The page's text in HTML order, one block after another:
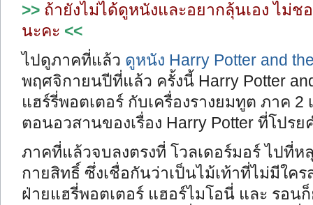
>> ถ้ายังไม่ได้ดูหนังและอยากลุ้นเอง ไม่ช
นะคะ <<
ไปดูภาคที่แล้ว ดูหนัง Harry Potter and
พฤศจิกายนปีที่แล้ว ครั้งนี้ Harry Potter
แฮร์รี่พอตเตอร์ กับเครื่องรางยมทูต ภาค
ตอนอวสานของเรื่อง Harry Potter ที่โปรย
ภาคที่แล้วจบลงตรงที่ โวลเดอร์มอร์ ไปที่ห
กายสิทธิ์ ซึ่งเชื่อกันว่าเป็นไม้เท้าที่ไม่มีใค
ฝ่ายแฮรี่พอตเตอร์ แฮอร์ไมโอนี่ และ รอน